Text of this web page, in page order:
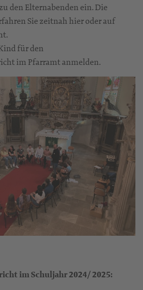
den Elternabenden ein. Die
Sie zeitnah hier oder auf
für den
im Pfarramt anmelden.
im Schuljahr 2024/ 2025: